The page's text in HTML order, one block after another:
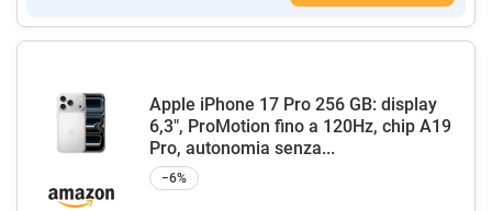
Apple iPhone 17 Pro 256 GB: display
6,3", ProMotion fino a 120Hz, chip A19
Pro, autonomia senza...
−6%